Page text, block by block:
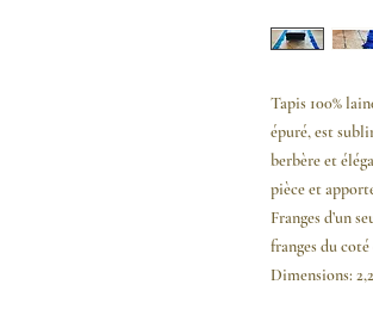
Tapis 100%
épuré, est
berbère et
pièce et
Franges d’un
franges du
Dimensions: